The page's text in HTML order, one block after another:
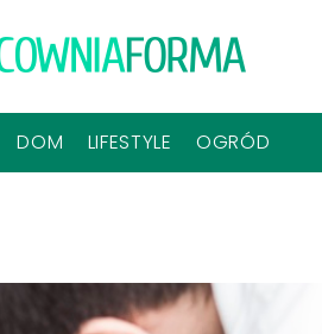
DOM LIFESTYLE OGRÓD